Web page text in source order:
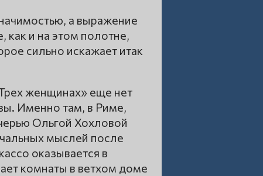
а выражение
как и на этом полотне,
сильно искажает итак
женщинах» еще нет
Именно там, в Риме,
Ольгой Хохловой
мыслей после
оказывается в
комнаты в ветхом доме